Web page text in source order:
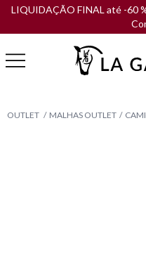
LIQUIDAÇÃO FINAL até -60
OUTLET MALHAS OUTLET